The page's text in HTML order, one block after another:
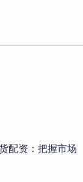
配资：把握市场